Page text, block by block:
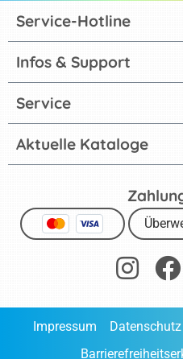
Aktuelle Kataloge
Service-Hotline
Infos & Support
Service
Impressum Datenschutz